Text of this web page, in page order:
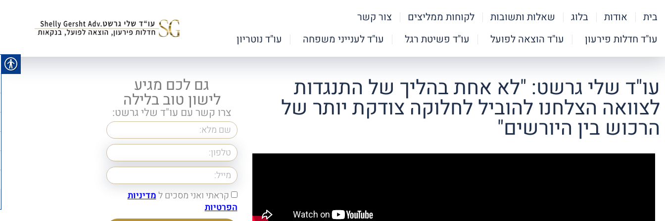
בית אודות בלוג שאלות ותשובות לקוחות ממליצים
צור קשר
עו"ד חדלות פירעון
עו"ד הוצאה לפועל עו"ד פשיטת רגל עו"ד לענייני משפחה עו"ד נוטריון
עו"ד שלי גרשט: "לא אחת בהליך של התנגדות
לצוואה הצלחנו להוביל לחלוקה צודקת יותר של
הרכוש בין היורשים"
גם לכם מגיע
לישון טוב בלילה
צרו קשר עם עו"ד שלי גרשט:
קראתי ואני מסכים למדיניות
הפרטיות